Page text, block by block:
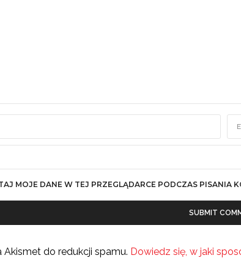
MOJE DANE W TEJ PRZEGLĄDARCE PODCZAS PISANIA
Akismet do redukcji spamu. Dowiedz się, w jaki